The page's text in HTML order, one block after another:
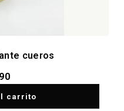
cueros
carrito